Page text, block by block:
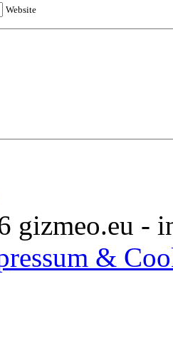
Website
gizmeo.eu -
&